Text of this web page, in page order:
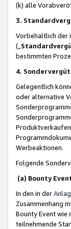
(k) alle
3.
Vorbehaltlich der
(„
bestimmten
4.
Gelegentlich
oder alternative
Werbeaktionen.
Folgende
(a) Bounty
In den in der
Zusammenhang
Bounty Event wie
teilnehmende